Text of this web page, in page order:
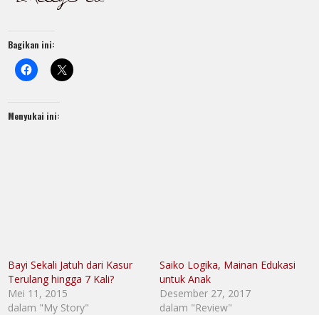
Bagikan ini:
Menyukai ini:
Bayi Sekali Jatuh dari Kasur
Terulang hingga 7 Kali?
Mei 11, 2015
dalam "My Story"
Saiko Logika, Mainan Edukasi
untuk Anak
Desember 27, 2017
dalam "Review"